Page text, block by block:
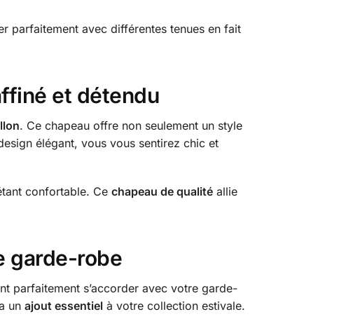
parfaitement avec différentes tenues en fait
et détendu
. Ce chapeau offre non seulement un style
élégant, vous vous sentirez chic et
confortable. Ce chapeau de qualitéallie
garde-robe
parfaitement s’accorder avec votre garde-
un ajout essentielà votre collection estivale.